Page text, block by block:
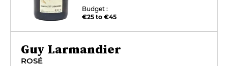
Budget :
€25 to €45
Guy Larmandier
ROSÉ